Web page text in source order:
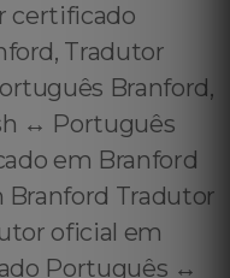
certificado
Tradutor
Branford,
↔️ Português
em Branford
Tradutor
oficial em
Português ↔️